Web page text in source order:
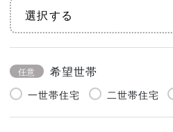
任意 希望世帯
一世帯住宅 二世帯住宅